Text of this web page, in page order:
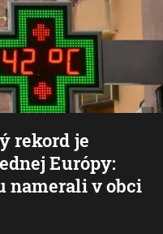
rekord je
Európy:
namerali v obci